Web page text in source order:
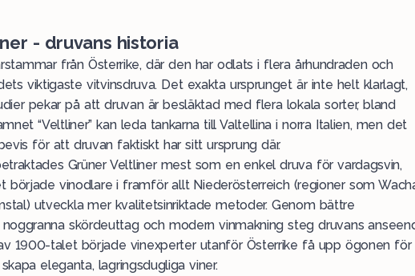
- druvans historia
från Österrike, där den har odlats i flera århundraden och
viktigaste vitvinsdruva. Det exakta ursprunget är inte helt klarlagt,
pekar på att druvan är besläktad med flera lokala sorter, bland
“Veltliner” kan leda tankarna till Valtellina i norra Italien, men det
för att druvan faktiskt har sitt ursprung där.
Grüner Veltliner mest som en enkel druva för vardagsvin,
började vinodlare i framför allt Niederösterreich(regioner som
utveckla mer kvalitetsinriktade metoder. Genom bättre
noggranna skördeuttag och modern vinmakning steg druvans
1900-talet började vinexperter utanför Österrike få upp ögonen för
eleganta, lagringsdugliga viner.